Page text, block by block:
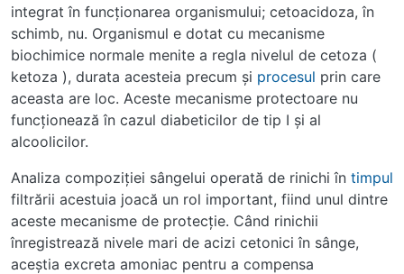
integrat în funcţionarea organismului; cetoacidoza, în
schimb, nu. Organismul e dotat cu mecanisme
biochimice normale menite a regla nivelul de cetoza (
ketoza ), durata acesteia precum şi procesul prin care
aceasta are loc. Aceste mecanisme protectoare nu
funcţionează în cazul diabeticilor de tip I şi al
alcoolicilor.
Analiza compoziţiei sângelui operată de rinichi în timpul
filtrării acestuia joacă un rol important, fiind unul dintre
aceste mecanisme de protecţie. Când rinichii
înregistrează nivele mari de acizi cetonici în sânge,
aceştia excreta amoniac pentru a compensa